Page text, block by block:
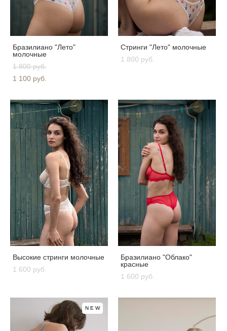
Бразилиано "Лето"
молочные
1 800 pуб.
1 100 pуб.
Стринги "Лето" молочные
1 800 pуб.
Высокие стринги молочные
1 600 pуб.
Бразилиано "Облако"
красные
1 600 pуб.
NEW